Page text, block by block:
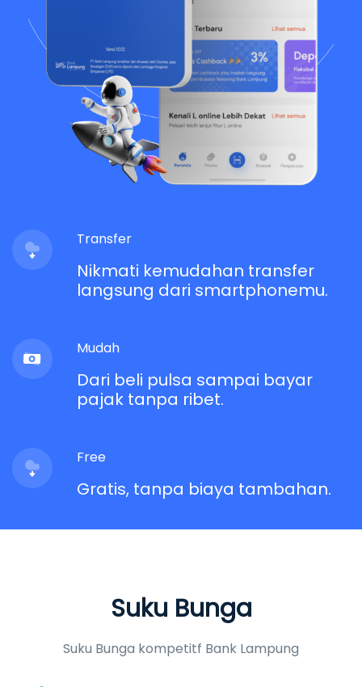
Transfer
Nikmati kemudahan transfer
langsung dari smartphonemu.
Mudah
Dari beli pulsa sampai bayar
pajak tanpa ribet.
Free
Gratis, tanpa biaya tambahan.
Suku Bunga
Suku Bunga kompetitf Bank Lampung